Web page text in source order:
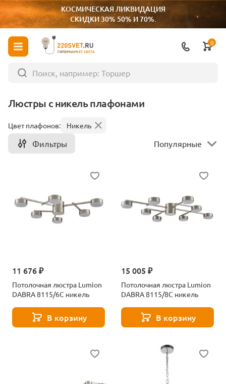
КОСМИЧЕСКАЯ ЛИКВИДАЦИЯ
СКИДКИ 30% 50% И 70%.
ГИПЕРМАРКЕТ СВЕТА
0
Люстры с никель плафонами
Цвет плафонов: Никель
Фильтры Популярные
11 676 ₽
Потолочная люстра Lumion
DABRA 8115/6C никель
В корзину
15 005 ₽
Потолочная люстра Lumion
DABRA 8115/8C никель
В корзину